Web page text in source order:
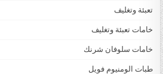
تعبئة وتغليف
خامات تعبئة وتغليف
خامات سلوفان شرنك
طبات الومنيوم فويل